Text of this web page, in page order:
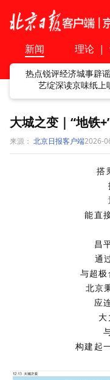
新闻 理论 |
热点锐评经济城事辟谣
艺绽深读京味纸上
大城之变｜“地铁
来源： 北京日报客户端2026-
搭
能直
昌
通
与超
北京
应
构建起